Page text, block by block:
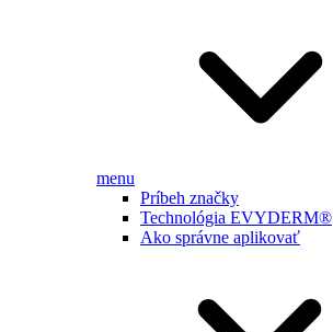
menu
Príbeh značky
Technológia EVYDERM®
Ako správne aplikovať